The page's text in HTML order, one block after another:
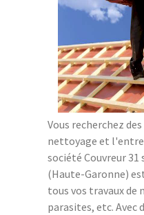
Vous recherchez
nettoyage et
société Couvreur 31
(Haute-Garonne)
tous vos travaux de
parasites, etc. Avec